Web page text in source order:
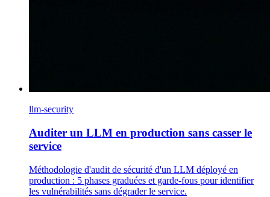
llm-security
Auditer un LLM en production sans casser le
service
Méthodologie d'audit de sécurité d'un LLM déployé en
production : 5 phases graduées et garde-fous pour identifier
les vulnérabilités sans dégrader le service.